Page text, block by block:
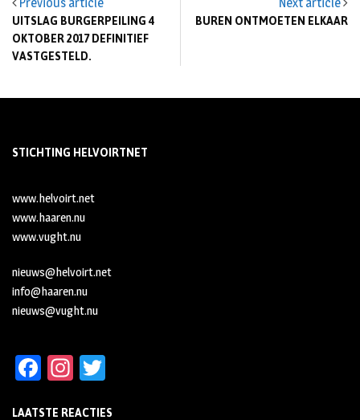
UITSLAG BURGERPEILING 4
OKTOBER 2017 DEFINITIEF
VASTGESTELD.
BUREN ONTMOETEN ELKAAR
STICHTING HELVOIRTNET
www.helvoirt.net
www.haaren.nu
www.vught.nu
nieuws@helvoirt.net
info@haaren.nu
nieuws@vught.nu
Fa In
LAATSTE REACTIES